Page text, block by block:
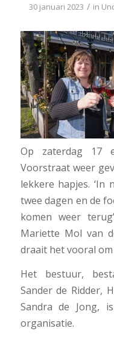
30 januari 2023 / in
Op zaterdag 17
Voorstraat weer
lekkere hapjes. ‘In
twee dagen en de
komen weer
Mariette Mol van
draait het vooral om
Het bestuur,
Sander de Ridder,
Sandra de Jong,
organisatie.